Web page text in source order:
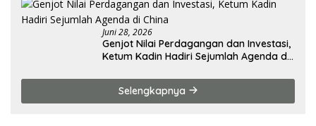
Juni 28, 2026
Genjot Nilai Perdagangan dan Investasi,
Ketum Kadin Hadiri Sejumlah Agenda di
Selengkapnya